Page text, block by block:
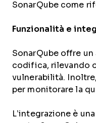
SonarQube come
Funzionalità e
SonarQube offre
codifica, rilevando
vulnerabilità.
per monitorare la
L’integrazione è